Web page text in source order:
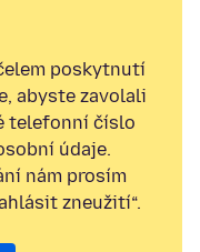
poskytnutí
abyste zavolali
telefonní číslo
údaje.
nám prosím
zneužití“.